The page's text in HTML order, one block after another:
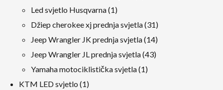
Led svjetlo Husqvarna 11
proizvod
Džiep cherokee xj prednja svjetla 3131
proizvodi
Jeep Wrangler JK prednja svjetla 1414
proizvodi
Jeep Wrangler JL prednja svjetla 4343
Yamaha motociklistička svjetla 11
KTM LED svjetlo 11